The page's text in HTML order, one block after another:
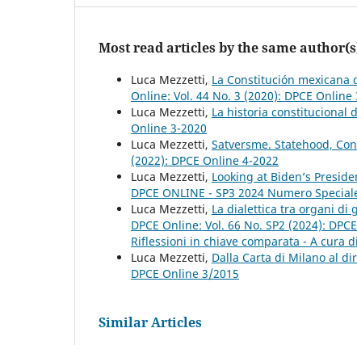
Most read articles by the same
Luca Mezzetti, La Constitución
Online: Vol. 44 No. 3 (2020): DPCE Online
Luca Mezzetti, La historia constitucional
Online 3-2020
Luca Mezzetti, Satversme. Statehood,
(2022): DPCE Online 4-2022
Luca Mezzetti, Looking at Biden’s
DPCE ONLINE - SP3 2024 Numero
Luca Mezzetti, La dialettica tra organi di
DPCE Online: Vol. 66 No. SP2 (2024):
Riflessioni in chiave comparata - A cura
Luca Mezzetti, Dalla Carta di Milano al
DPCE Online 3/2015
Similar Articles